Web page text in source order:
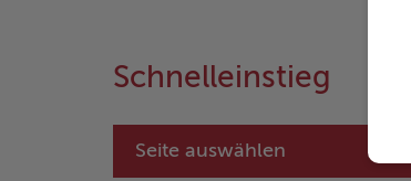
Schnelleinstieg
Seite auswählen